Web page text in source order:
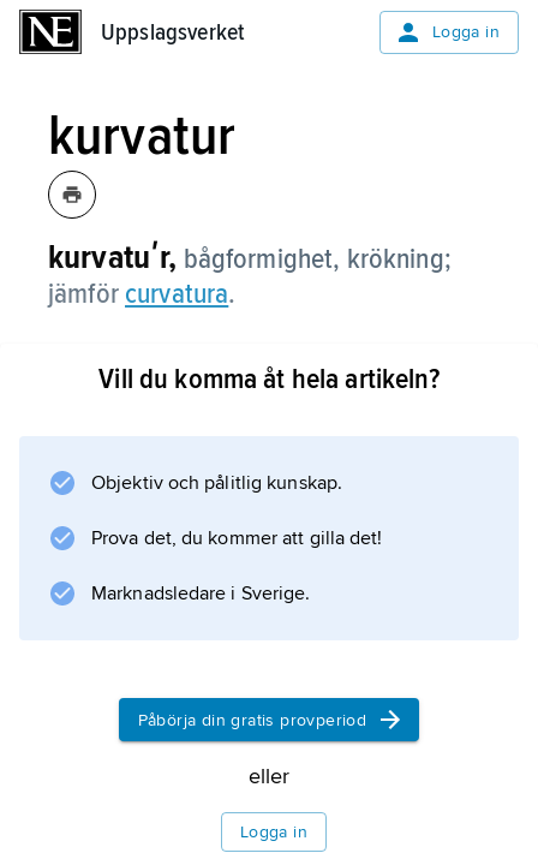
Uppslagsverket Logga in
kurvatur
kurvatuʹr, bågformighet, krökning;
jämför curvatura.
Vill du komma åt hela artikeln?
Objektiv och pålitlig kunskap.
Prova det, du kommer att gilla det!
Marknadsledare i Sverige.
Påbörja din gratis provperiod
eller
Logga in